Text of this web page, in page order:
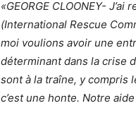
«GEORGE CLOONEY-
(International Rescue
moi voulions avoir une
déterminant dans la crise
sont à la traîne, y compris
c’est une honte. Notre